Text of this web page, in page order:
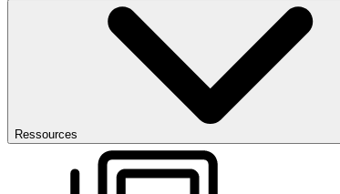
Ressources